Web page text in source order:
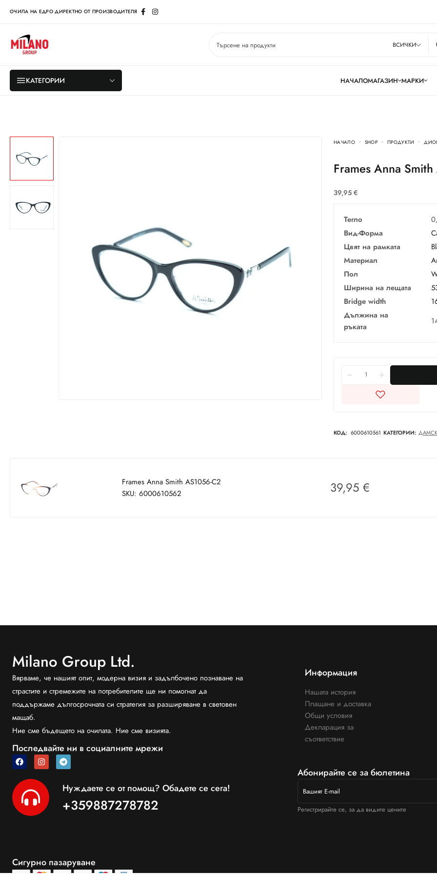
ОЧИЛА НА ЕДРО ДИРЕКТНО ОТ ПРОИЗВОДИТЕЛЯ
ВСИЧКИ
КАТЕГОРИИ НАЧАЛОМАГАЗИН МАРКИ
НАЧАЛО SHOP ПРОДУКТИ
Frames Anna
39,95 €
Тегло
Вид-Форма
Цвят на рамката
Материал
Пол
Ширина на лещата
Bridge width
Дължина на
ръката
КОД: 6000610561 КАТЕГОРИИ:
Frames Anna Smith AS1056-C2
SKU: 6000610562
39,95 €
Milano Group Ltd.
Вярваме, че нашият опит, модерна визия и задълбочено познаване на
страстите и стремежите на потребителите ще ни помогнат да
поддържаме дългосрочната си стратегия за разширяване в световен
мащаб.
Ние сме бъдещето на очилата. Ние сме визията.
Последвайте ни в социалните мрежи
Нуждаете се от помощ? Обадете се сега!
+359887278782
Информация
Нашата история
Плащане и доставка
Общи условия
Декларация за
съответствие
Абонирайте се за бюлетина
Регистрирайте се, за да видите цените
Сигурно пазаруване